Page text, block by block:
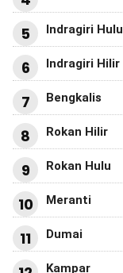
5 Indragiri Hulu
6 Indragiri Hilir
7 Bengkalis
8 Rokan Hilir
9 Rokan Hulu
10 Meranti
11 Dumai
Kampar